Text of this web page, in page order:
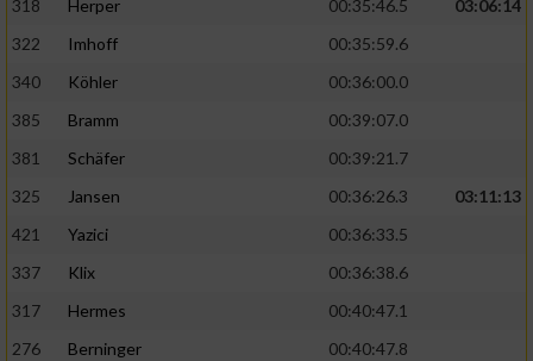
318 Herper 00:35:46.5
03:06:14
322
Imhoff
00:35:59.6
340
Köhler
00:36:00.0
385
Bramm
00:39:07.0
381
Schäfer
00:39:21.7
325
Jansen 00:36:26.3
03:11:13
421
Yazici
00:36:33.5
337
Klix
00:36:38.6
317
Hermes
00:40:47.1
276
Berninger
00:40:47.8